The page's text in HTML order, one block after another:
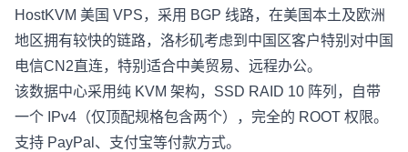
HostKVM 美国 VPS，采用 BGP 线路，在美国本土及欧洲
地区拥有较快的链路，洛杉矶考虑到中国区客户特别对中国
电信CN2直连，特别适合中美贸易、远程办公。
该数据中心采用纯 KVM 架构，SSD RAID 10 阵列，自带
一个 IPv4（仅顶配规格包含两个），完全的 ROOT 权限。
支持 PayPal、支付宝等付款方式。